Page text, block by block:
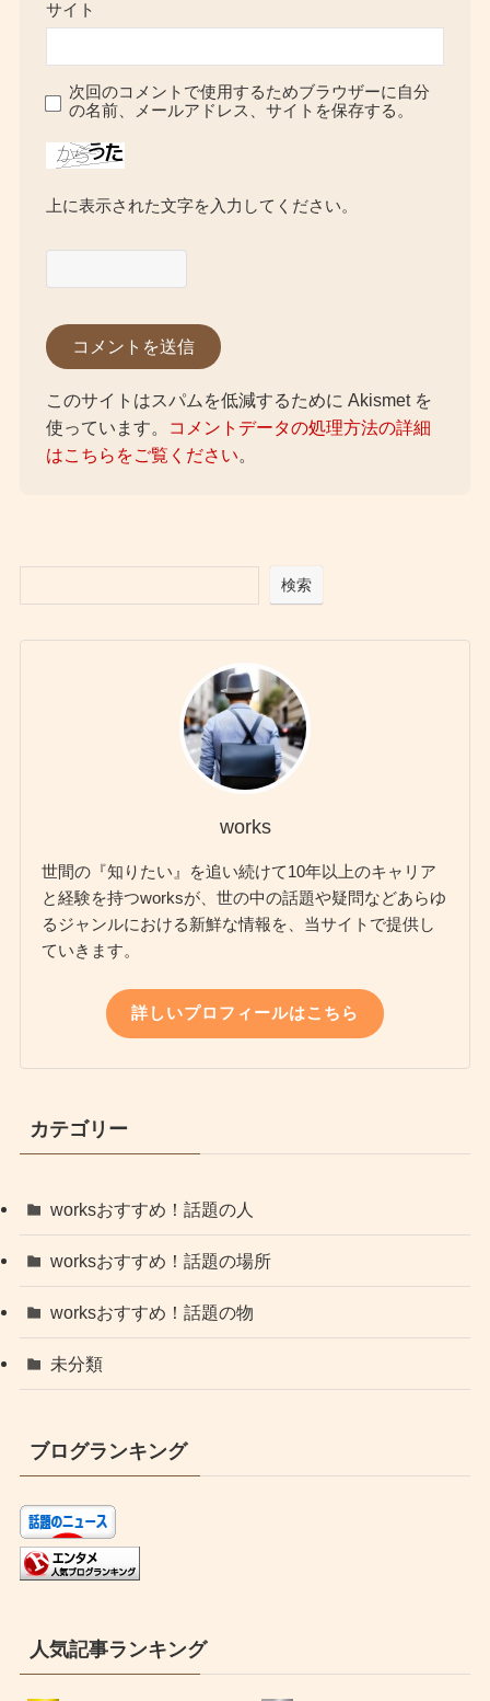
サイト
次回のコメントで使用するためブラウザーに自分
の名前、メールアドレス、サイトを保存する。
上に表示された文字を入力してください。
このサイトはスパムを低減するために Akismet を
使っています。
コメントデータの処理方法の詳細
はこちらをご覧ください。
検索
works
世間の『知りたい』を追い続けて10年以上のキャリア
と経験を持つworksが、世の中の話題や疑問などあらゆ
るジャンルにおける新鮮な情報を、当サイトで提供し
ていきます。
詳しいプロフィールはこちら
カテゴリー
worksおすすめ！話題の人
worksおすすめ！話題の場所
worksおすすめ！話題の物
未分類
ブログランキング
人気記事ランキング